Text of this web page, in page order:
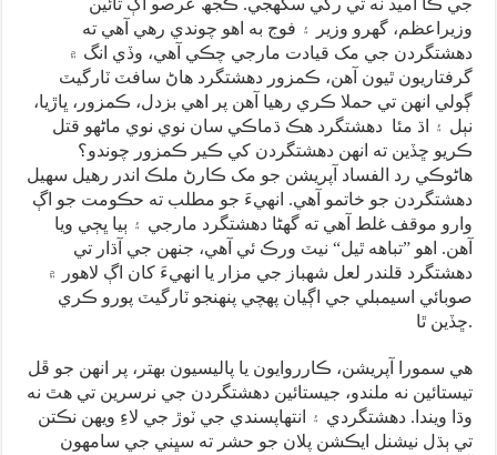
جي ڪا اميد نه ٿي رکي سگهجي. ڪجھ عرصو اڳ تائين
وزيراعظم، گھرو وزير ۽ فوج به اهو چوندي رهي آهي ته
دهشتگردن جي مک قيادت مارجي چڪي آهي، وڏي انگ ۾
گرفتاريون ٿيون آهن، ڪمزور دهشتگرد هاڻ سافٽ ٽارگيٽ
ڳولي انهن تي حملا ڪري رهيا آهن پر اهي بزدل، ڪمزور، ڀاڙيا،
نٻل ۽ اڌ مئا دهشتگرد هڪ ڌماڪي سان نوي نوي ماڻهو قتل
ڪريو ڇڏين ته انهن دهشتگردن کي ڪير ڪمزور چوندو؟
هاڻوڪي رد الفساد آپريشن جو مک ڪارڻ ملڪ اندر رهيل سهيل
دهشتگردن جو خاتمو آهي. انهيءَ جو مطلب ته حڪومت جو اڳ
وارو موقف غلط آهي ته گھڻا دهشتگرد مارجي ۽ ٻيا ڀڄي ويا
آهن. اهو ”تباهه ٿيل“ نيٽ ورڪ ئي آهي، جنهن جي آڌار تي
دهشتگرد قلندر لعل شهباز جي مزار يا انهيءَ کان اڳ لاهور ۾
صوبائي اسيمبلي جي اڳيان پهچي پنهنجو ٽارگيٽ پورو ڪري
ڇڏين ٿا.
هي سمورا آپريشن، ڪارروايون يا پاليسيون بهتر، پر انهن جو ڦل
تيستائين نه ملندو، جيستائين دهشتگردن جي نرسرين تي هٿ نه
وڌا ويندا. دهشتگردي ۽ انتهاپسندي جي ٽوڙ جي لاءِ ويهن نڪتن
تي ٻڌل نيشنل ايڪشن پلان جو حشر ته سڀني جي سامهون